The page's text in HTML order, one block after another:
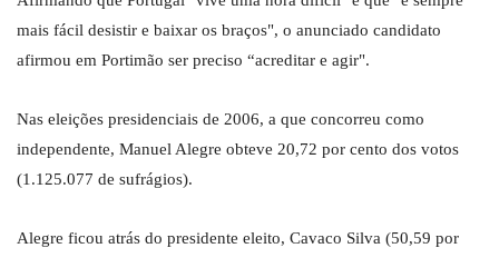
mais fácil desistir e baixar os braços", o anunciado candidato
afirmou em Portimão ser preciso “acreditar e agir".
Nas eleições presidenciais de 2006, a que concorreu como
independente, Manuel Alegre obteve 20,72 por cento dos votos
(1.125.077 de sufrágios).
Alegre ficou atrás do presidente eleito, Cavaco Silva (50,59 por